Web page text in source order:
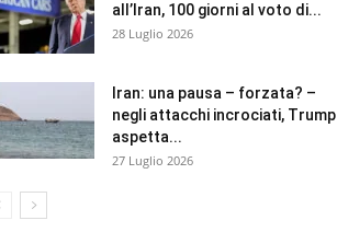
all’Iran, 100 giorni al voto di...
28 Luglio 2026
Iran: una pausa – forzata? –
negli attacchi incrociati, Trump
aspetta...
27 Luglio 2026